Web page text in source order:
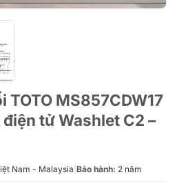
TOTO MS857CDW17
tử Washlet C2 –
Nam - Malaysia Bảo hành: 2 năm